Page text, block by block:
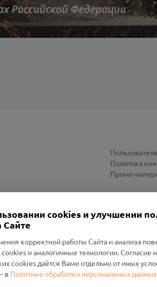
Политика
Промо-
Проект Помним»
г. Рудня, улица Западная, д. 26А,
cookies и улучшении
Сайте
корректной работы Сайта и анализа
и аналогичные технологии. Согласие
cookies даётся Вами отдельно от иных
в Политике обработки персональных данных